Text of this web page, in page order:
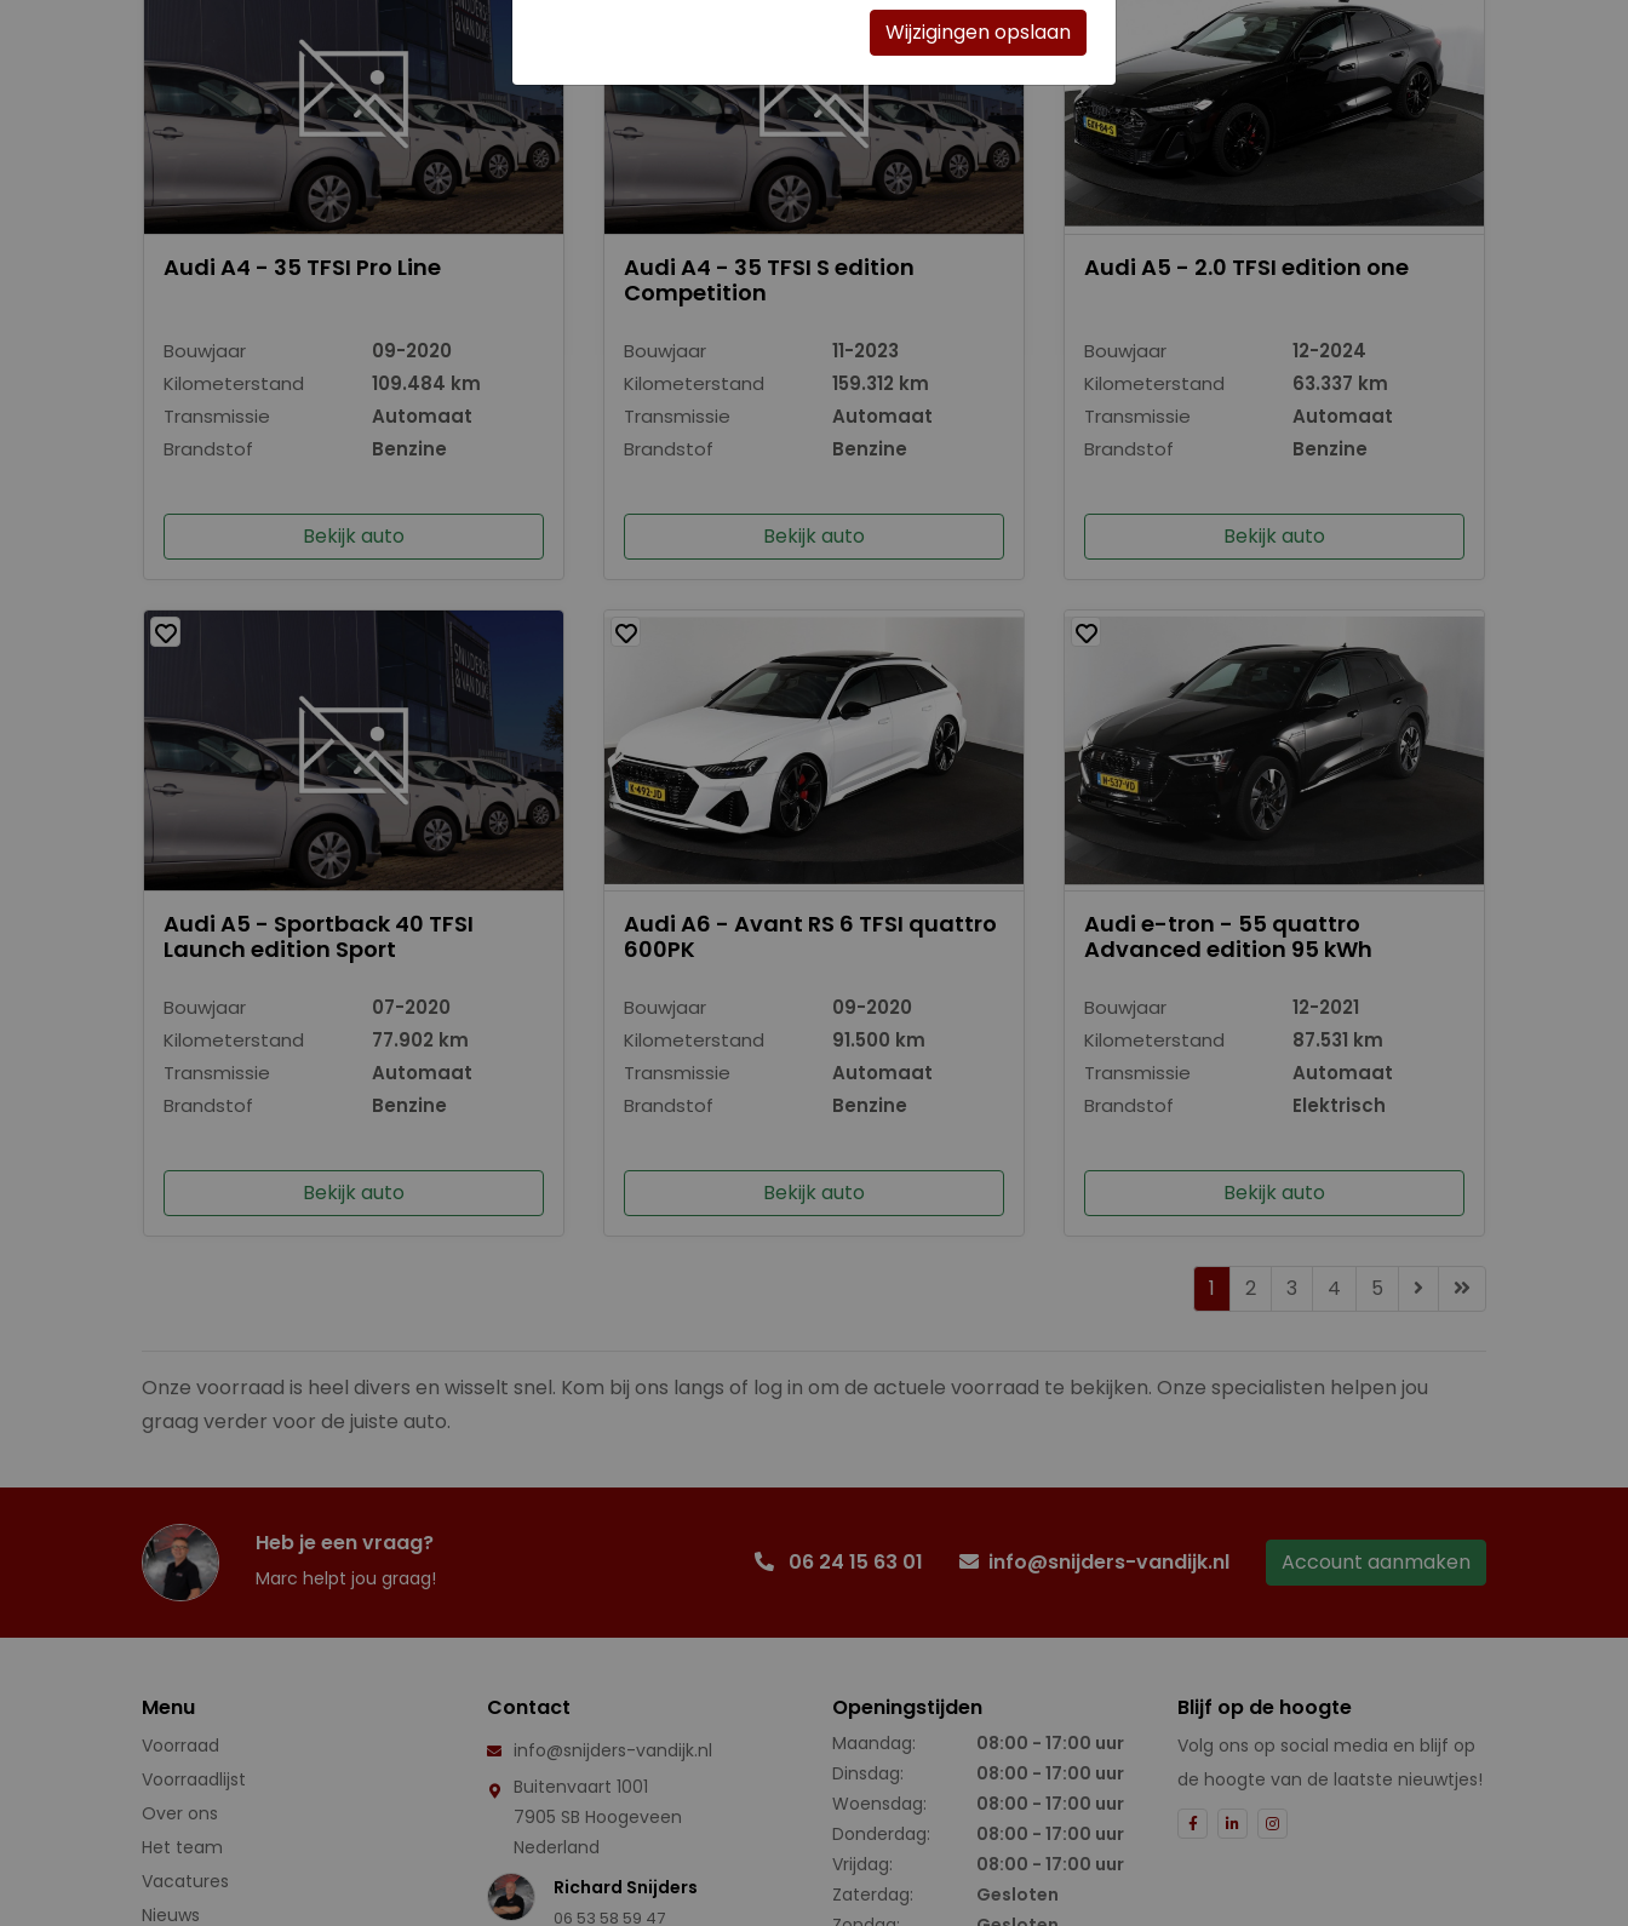
Audi A4 - 35 TFSI Pro Line
Bouwjaar
09-2020
Kilometerstand
109.484 km
Transmissie
Automaat
Brandstof
Benzine
Bekijk auto
Audi A4 - 35 TFSI S edition
Competition
Bouwjaar
11-2023
Kilometerstand
159.312 km
Transmissie
Automaat
Brandstof
Benzine
Bekijk auto
Audi A5 - 2.0 TFSI edition one
Bouwjaar
12-2024
Kilometerstand
63.337 km
Transmissie
Automaat
Brandstof
Benzine
Bekijk auto
Audi A5 - Sportback 40 TFSI
Launch edition Sport
Bouwjaar
07-2020
Kilometerstand
77.902 km
Transmissie
Automaat
Brandstof
Benzine
Bekijk auto
Audi A6 - Avant RS 6 TFSI quattro
600PK
Bouwjaar
09-2020
Kilometerstand
91.500 km
Transmissie
Automaat
Brandstof
Benzine
Bekijk auto
Audi e-tron - 55 quattro
Advanced edition 95 kWh
Bouwjaar
12-2021
Kilometerstand
87.531 km
Transmissie
Automaat
Brandstof
Elektrisch
Bekijk auto
1 2 3 4 5
Onze voorraad is heel divers en wisselt snel. Kom bij ons langs of log in om de actuele voorraad te bekijken. Onze specialisten helpen jou
graag verder voor de juiste auto.
Heb je een vraag?
Marc helpt jou graag!
06 24 15 63 01 info@snijders-vandijk.nl Account aanmaken
Menu
Voorraad
Voorraadlijst
Over ons
Het team
Vacatures
Nieuws
Contact
info@snijders-vandijk.nl
Buitenvaart 1001
7905 SB Hoogeveen
Nederland
Richard Snijders
06 53 58 59 47
Openingstijden
Maandag:
08:00 - 17:00 uur
Dinsdag:
08:00 - 17:00 uur
Woensdag:
08:00 - 17:00 uur
Donderdag:
08:00 - 17:00 uur
Vrijdag:
08:00 - 17:00 uur
Zaterdag:
Gesloten
Blijf op de hoogte
Volg ons op social media en blijf op
de hoogte van de laatste nieuwtjes!
Wijzigingen opslaan